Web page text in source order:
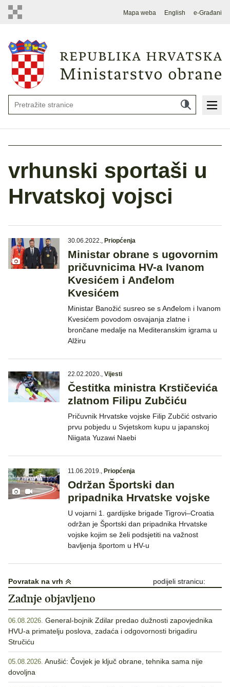
Mapa weba English e-Građani
vrhunski sportaši u
Hrvatskoj vojsci
30.06.2022., Priopćenja
Ministar obrane s ugovornim
pričuvnicima HV-a Ivanom
Kvesićem i Anđelom
Kvesićem
Ministar Banožić susreo se s Anđelom i Ivanom
Kvesićem povodom osvajanja zlatne i
brončane medalje na Mediteranskim igrama u
Alžiru
22.02.2020., Vijesti
Čestitka ministra Krstičevića
zlatnom Filipu Zubčiću
Pričuvnik Hrvatske vojske Filip Zubčić ostvario
prvu pobjedu u Svjetskom kupu u japanskoj
Niigata Yuzawi Naebi
11.06.2019., Priopćenja
Održan Športski dan
pripadnika Hrvatske vojske
U vojarni 1. gardijske brigade Tigrovi–Croatia
održan je Športski dan pripadnika Hrvatske
vojske kojim se želi podsjetiti na važnost
bavljenja športom u HV-u
Povratak na vrh podijeli stranicu:
Zadnje objavljeno
06.08.2026. General-bojnik Zdilar predao dužnosti zapovjednika
HVU-a primatelju poslova, zadaća i odgovornosti brigadiru
Stručiću
05.08.2026. Anušić: Čovjek je ključ obrane, tehnika sama nije
dovoljna